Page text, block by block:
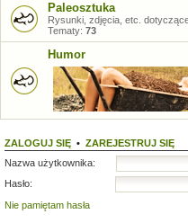
Paleosztuka
Rysunki, zdjęcia, etc.
Tematy: 73
Humor
ZALOGUJ SIĘ • ZAREJESTRUJ SIĘ
Nazwa użytkownika:
Hasło:
Nie pamiętam hasła